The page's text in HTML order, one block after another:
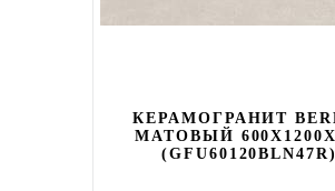
КЕРАМОГРАНИТ
МАТОВЫЙ
(GFU60120BLN47R)